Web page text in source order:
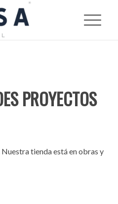
PROYECTOS
tienda está en obras y